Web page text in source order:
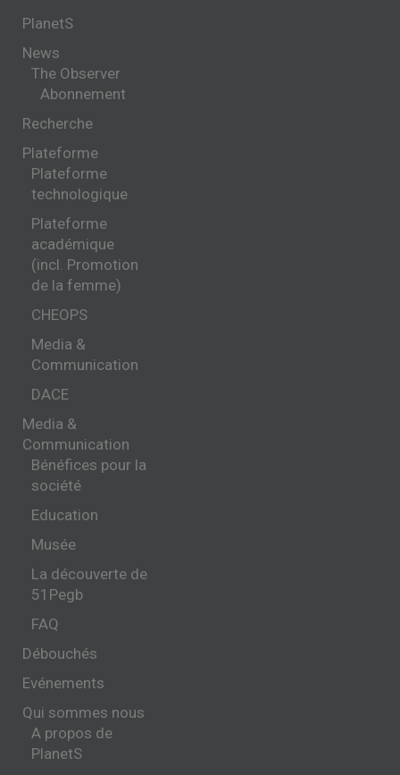
PlanetS
News
The Observer
Abonnement
Recherche
Plateforme
Plateforme
technologique
Plateforme
académique
(incl. Promotion
de la femme)
CHEOPS
Media &
Communication
DACE
Media &
Communication
Bénéfices pour la
société
Education
Musée
La découverte de
51Pegb
FAQ
Débouchés
Evénements
Qui sommes nous
A propos de
PlanetS